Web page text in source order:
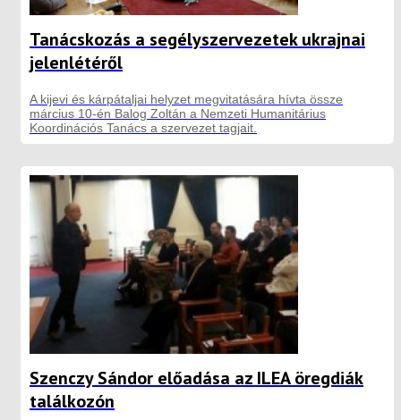
Tanácskozás a segélyszervezetek ukrajnai
jelenlétéről
A kijevi és kárpátaljai helyzet megvitatására hívta össze
március 10-én Balog Zoltán a Nemzeti Humanitárius
Koordinációs Tanács a szervezet tagjait.
Szenczy Sándor előadása az ILEA öregdiák
találkozón